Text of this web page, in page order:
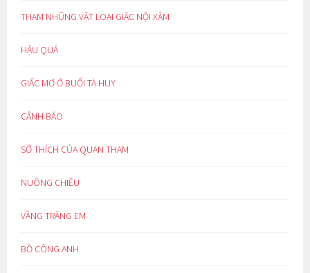
THAM NHŨNG VẶT LOẠI GIẶC NỘI XÂM
HẬU QUẢ
GIẤC MƠ Ở BUỔI TÀ HUY
CẢNH BÁO
SỞ THÍCH CỦA QUAN THAM
NUÔNG CHIỀU
VẦNG TRĂNG EM
BỒ CÔNG ANH